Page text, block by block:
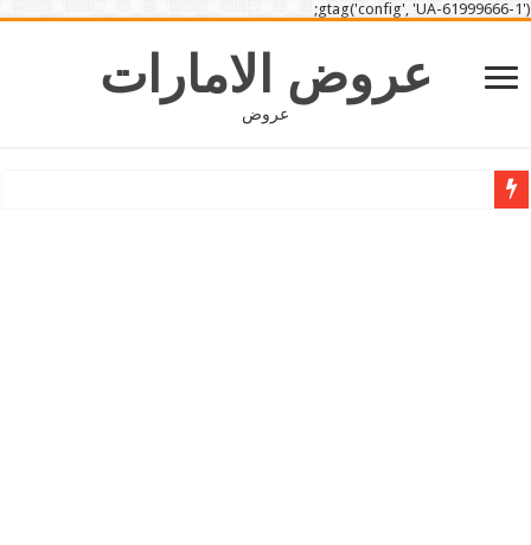
gtag('config', 'UA-61999666-1');
عروض الامارات
عروض